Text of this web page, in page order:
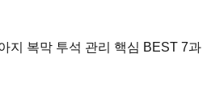
지 복막 투석 관리 핵심 BEST 7과